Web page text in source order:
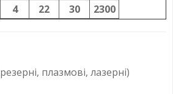
4 22 30 2300
плазмові, лазерні)